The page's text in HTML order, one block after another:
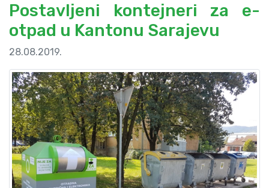
Postavljeni kontejneri za e-
otpad u Kantonu Sarajevu
28.08.2019.